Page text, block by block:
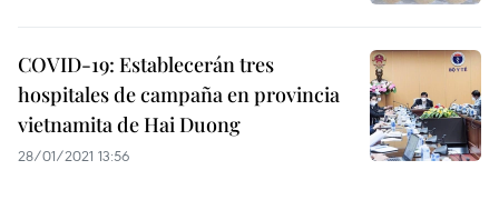
COVID-19: Establecerán tres
hospitales de campaña en provincia
vietnamita de Hai Duong
28/01/2021 13:56